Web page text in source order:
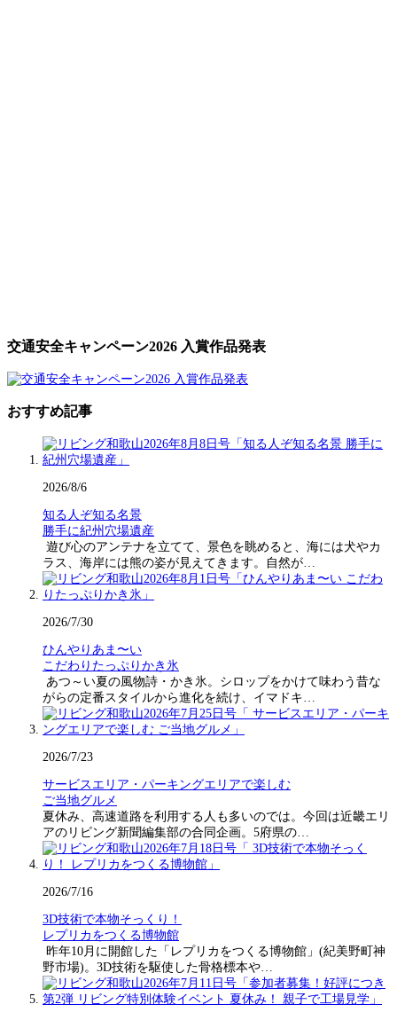
交通安全キャンペーン2026 入賞作品発表
おすすめ記事
2026/8/6
知る人ぞ知る名景
勝手に紀州穴場遺産
遊び心のアンテナを立てて、景色を眺めると、海には犬やカ
ラス、海岸には熊の姿が見えてきます。自然が…
2026/7/30
ひんやりあま〜い
こだわりたっぷりかき氷
あつ～い夏の風物詩・かき氷。シロップをかけて味わう昔な
がらの定番スタイルから進化を続け、イマドキ…
2026/7/23
サービスエリア・パーキングエリアで楽しむ
ご当地グルメ
夏休み、高速道路を利用する人も多いのでは。今回は近畿エリ
アのリビング新聞編集部の合同企画。5府県の…
2026/7/16
3D技術で本物そっくり！
レプリカをつくる博物館
昨年10月に開館した「レプリカをつくる博物館」(紀美野町神
野市場)。3D技術を駆使した骨格標本や…